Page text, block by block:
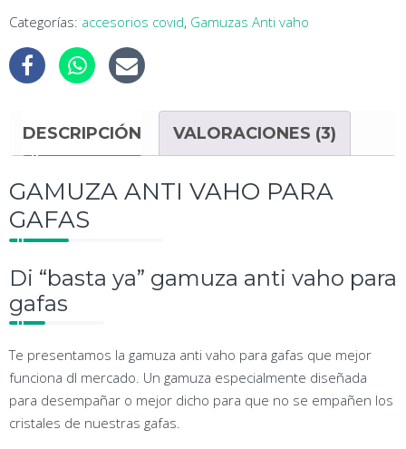
Categorías: accesorios covid, Gamuzas Anti vaho
DESCRIPCIÓN VALORACIONES (3)
GAMUZA ANTI VAHO PARA
GAFAS
Di “basta ya” gamuza anti vaho para
gafas
Te presentamos la gamuza anti vaho para gafas que mejor
funciona dl mercado. Un gamuza especialmente diseñada
para desempañar o mejor dicho para que no se empañen los
cristales de nuestras gafas.